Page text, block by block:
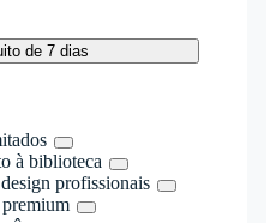
de 7 dias
à biblioteca
profissionais